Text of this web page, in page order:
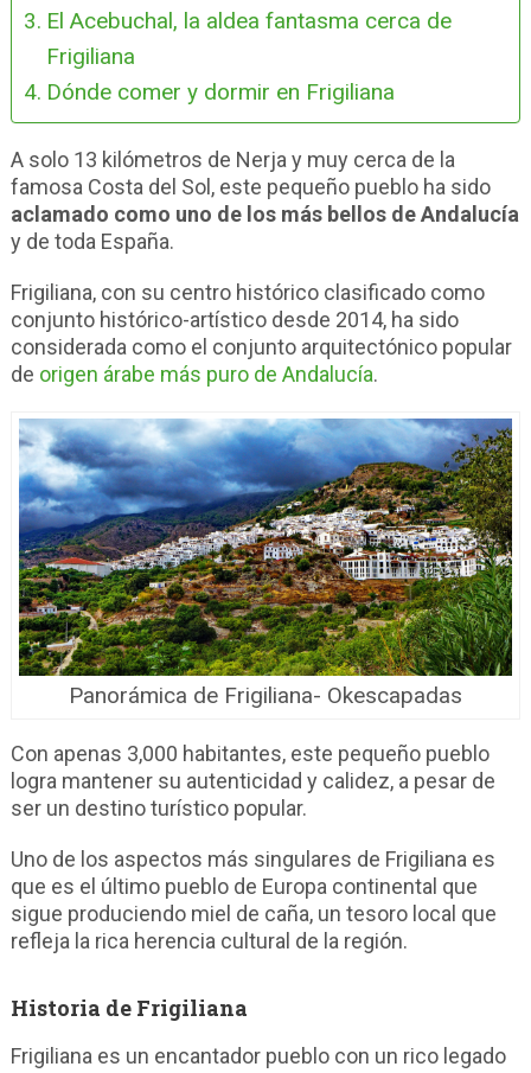
El Acebuchal, la aldea fantasma cerca de
Frigiliana
Dónde comer y dormir en Frigiliana
A solo 13 kilómetros de Nerja y muy cerca de la
famosa Costa del Sol, este pequeño pueblo ha sido
aclamado como uno de los más bellos de Andalucía
y de toda España.
Frigiliana, con su centro histórico clasificado como
conjunto histórico-artístico desde 2014, ha sido
considerada como el conjunto arquitectónico popular
de origen árabe más puro de Andalucía.
Panorámica de Frigiliana- Okescapadas
Con apenas 3,000 habitantes, este pequeño pueblo
logra mantener su autenticidad y calidez, a pesar de
ser un destino turístico popular.
Uno de los aspectos más singulares de Frigiliana es
que es el último pueblo de Europa continental que
sigue produciendo miel de caña, un tesoro local que
refleja la rica herencia cultural de la región.
Historia de Frigiliana
Frigiliana es un encantador pueblo con un rico legado